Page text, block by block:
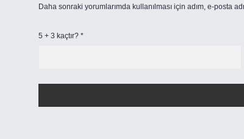
Daha sonraki yorumlarımda kullanılması için adım, e-posta
5 + 3 kaçtır? *